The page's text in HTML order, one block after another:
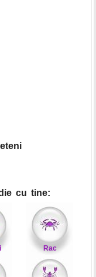
cu tine:
Rac